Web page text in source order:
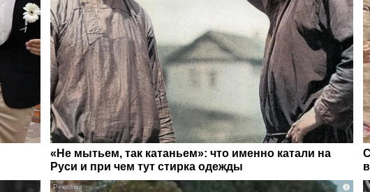
«Не мытьем, так катаньем»: что именно катали на
Руси и при чем тут стирка одежды
i